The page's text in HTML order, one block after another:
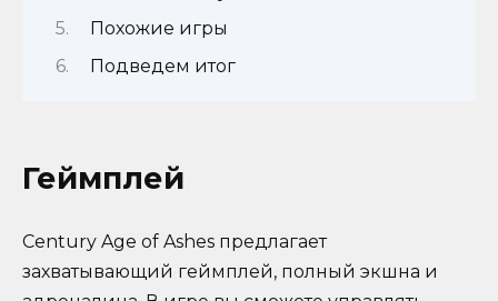
Похожие игры
Подведем итог
Геймплей
Century Age of Ashes предлагает
захватывающий геймплей, полный экшна и